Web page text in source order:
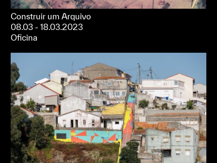
Construir um Arquivo
08.03 - 18.03.2023
Oficina